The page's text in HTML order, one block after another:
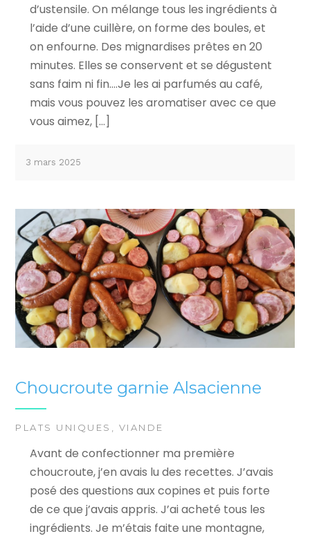
d’ustensile. On mélange tous les ingrédients à
l’aide d’une cuillère, on forme des boules, et
on enfourne. Des mignardises prêtes en 20
minutes. Elles se conservent et se dégustent
sans faim ni fin….Je les ai parfumés au café,
mais vous pouvez les aromatiser avec ce que
vous aimez, […]
3 mars 2025
Choucroute garnie Alsacienne
PLATS UNIQUES VIANDE
Avant de confectionner ma première
choucroute, j’en avais lu des recettes. J’avais
posé des questions aux copines et puis forte
de ce que j’avais appris. J’ai acheté tous les
ingrédients. Je m’étais faite une montagne,